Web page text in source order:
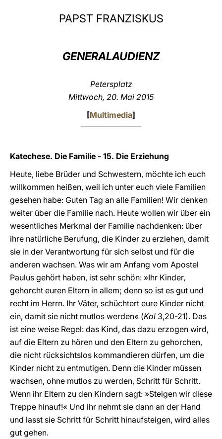
PAPST FRANZISKUS
GENERALAUDIENZ
Petersplatz
Mittwoch, 20. Mai 2015
[Multimedia]
Katechese. Die Familie - 15. Die Erziehung
Heute, liebe Brüder und Schwestern, möchte ich euch
willkommen heißen, weil ich unter euch viele Familien
gesehen habe: Guten Tag an alle Familien! Wir denken
weiter über die Familie nach. Heute wollen wir über ein
wesentliches Merkmal der Familie nachdenken: über
ihre natürliche Berufung, die Kinder zu erziehen, damit
sie in der Verantwortung für sich selbst und für die
anderen wachsen. Was wir am Anfang vom Apostel
Paulus gehört haben, ist sehr schön: »Ihr Kinder,
gehorcht euren Eltern in allem; denn so ist es gut und
recht im Herrn. Ihr Väter, schüchtert eure Kinder nicht
ein, damit sie nicht mutlos werden« (Kol 3,20-21). Das
ist eine weise Regel: das Kind, das dazu erzogen wird,
auf die Eltern zu hören und den Eltern zu gehorchen,
die nicht rücksichtslos kommandieren dürfen, um die
Kinder nicht zu entmutigen. Denn die Kinder müssen
wachsen, ohne mutlos zu werden, Schritt für Schritt.
Wenn ihr Eltern zu den Kindern sagt: »Steigen wir diese
Treppe hinauf!« Und ihr nehmt sie dann an der Hand
und lasst sie Schritt für Schritt hinaufsteigen, wird alles
gut gehen.